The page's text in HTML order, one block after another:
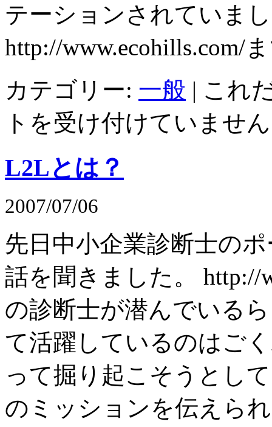
テーションされていま
http://www.ecohills.com/
カテゴリー: 一般 | これ
トを受け付けていません
L2Lとは？
2007/07/06
先日中小企業診断士の
話を聞きました。 http://
の診断士が潜んでいる
て活躍しているのはご
って掘り起こそうとし
のミッションを伝えら